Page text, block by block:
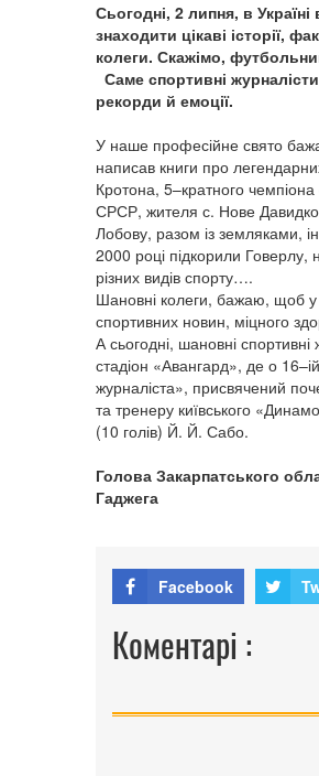
Сьогодні, 2 липня, в
знаходити цікаві історії,
колеги. Скажімо,
Саме спортивні
рекорди й емоції.
У наше професійне свято
написав книги про
Кротона, 5–кратного
СРСР, жителя с. Нове
Лобову, разом із земляками,
2000 році підкорили Говерлу,
різних видів спорту….
Шановні колеги, бажаю, щоб у
спортивних новин, міцного
А сьогодні, шановні
стадіон «Авангард», де о
журналіста», присвячений
та тренеру київського
(10 голів) Й. Й. Сабо.
Голова Закарпатського
Гаджега
Facebook
Коментарі :